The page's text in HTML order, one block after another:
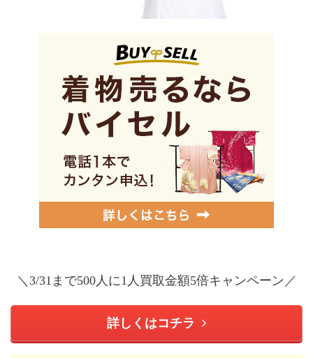
＼3/31まで500人に1人買取金額5倍キャンペーン／
詳しくはコチラ